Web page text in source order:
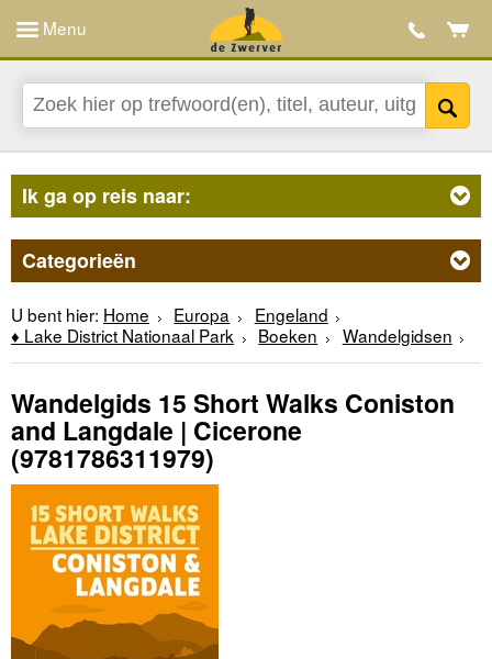
Menu
Ik ga op reis naar:
Categorieën
U bent hier: Home Europa
Engeland
♦ Lake District Nationaal Park
Boeken Wandelgidsen
Wandelgids 15 Short Walks Coniston
and Langdale | Cicerone
(9781786311979)